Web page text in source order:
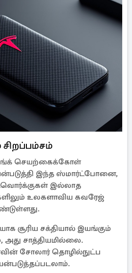
சிறப்பம்சம்
செயற்கைக்கோள்
இந்த ஸ்மார்ட்போனை,
இல்லாத
உலகளாவிய கவரேஜ்
சூரிய சக்தியால் இயங்கும்
அது சாத்தியமில்லை.
சோலார் தொழில்நுட்ப